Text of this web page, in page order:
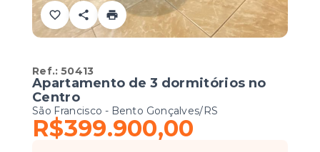
Ref.:50413
Apartamento de 3 dormitórios no
Centro
São Francisco - Bento Gonçalves/RS
R$399.900,00